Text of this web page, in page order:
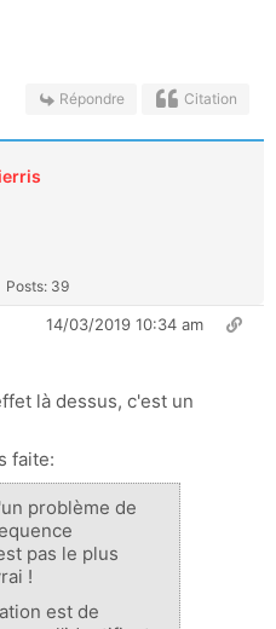
Répondre Citation
Posts: 39
14/03/2019 10:34 am
là dessus, c'est un
faite:
problème de
pas le plus
!
est de